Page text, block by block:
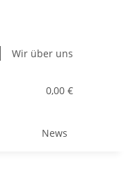
Wir über uns
0,00 €
News